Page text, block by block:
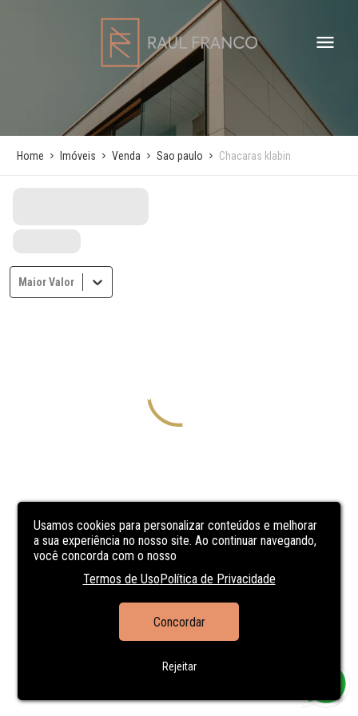
Usamos cookies para personalizar conteúdos e melhorar
a sua experiência no nosso site. Ao continuar navegando,
você concorda com o nosso
Termos de UsoPolítica de Privacidade
Concordar
Rejeitar
Home Imóveis Venda Sao paulo Chacaras klabin
Maior Valor